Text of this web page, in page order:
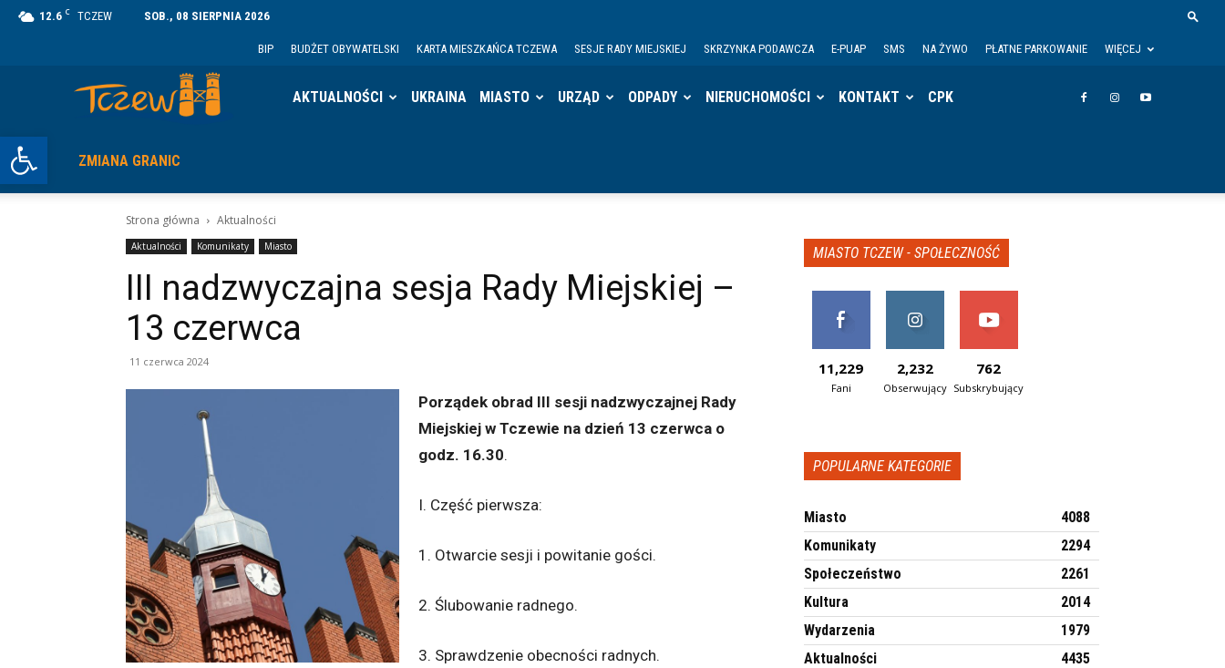
Otwórz pasek narzędzi
12.6 C TCZEW SOB., 08 SIERPNIA 2026
BIP BUDŻET OBYWATELSKI KARTA MIESZKAŃCA TCZEWA SESJE RADY MIEJSKIEJ SKRZYNKA PODAWCZA E-PUAP SMS NA ŻYWO PŁATNE PARKOWANIE WIĘCEJ
AKTUALNOŚCI UKRAINA MIASTO URZĄD ODPADY NIERUCHOMOŚCI KONTAKT CPK
ZMIANA GRANIC
Strona główna Aktualności
Aktualności Komunikaty Miasto
III nadzwyczajna sesja Rady Miejskiej –
13 czerwca
11 czerwca 2024
Porządek obrad III sesji nadzwyczajnej Rady
Miejskiej w Tczewie na dzień 13 czerwca o
godz. 16.30.
I. Część pierwsza:
1. Otwarcie sesji i powitanie gości.
2. Ślubowanie radnego.
3. Sprawdzenie obecności radnych.
MIASTO TCZEW - SPOŁECZNOŚĆ
11,229
Fani
2,232
Obserwujący
762
Subskrybujący
POPULARNE KATEGORIE
Miasto
4088
Komunikaty
2294
Społeczeństwo
2261
Kultura
2014
Wydarzenia
1979
Aktualności
4435